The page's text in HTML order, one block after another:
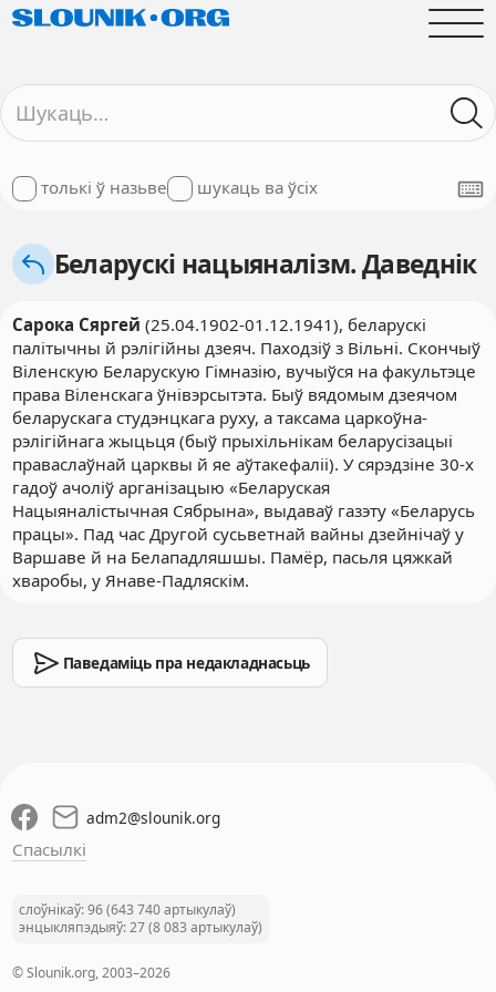
толькі ў назьве шукаць ва ўсіх
Беларускі нацыяналізм. Даведнік
Сарока Сяргей (25.04.1902-01.12.1941), беларускі
палітычны й рэлігійны дзеяч. Паходзіў з Вільні. Скончыў
Віленскую Беларускую Гімназію, вучыўся на факультэце
права Віленскага ўнівэрсытэта. Быў вядомым дзеячом
беларускага студэнцкага руху, а таксама царкоўна-
рэлігійнага жыцьця (быў прыхільнікам беларусізацыі
праваслаўнай царквы й яе аўтакефаліі). У сярэдзіне 30-х
гадоў ачоліў арганізацыю «Беларуская
Нацыяналістычная Сябрына», выдаваў газэту «Беларусь
працы». Пад час Другой сусьветнай вайны дзейнічаў у
Варшаве й на Белападляшшы. Памёр, пасьля цяжкай
хваробы, у Янаве-Падляскім.
Паведаміць пра недакладнасьць
adm2@slounik.org
Спасылкі
слоўнікаў: 96 (643 740 артыкулаў)
энцыкляпэдыяў: 27 (8 083 артыкулаў)
© Slounik.org, 2003–2026